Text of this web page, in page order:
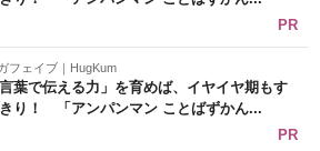
ィア
PR
フェイブ｜HugKum
言葉で伝える力」を育めば、イヤイヤ期もす
り！ 「アンパンマン ことばずかん...
PR